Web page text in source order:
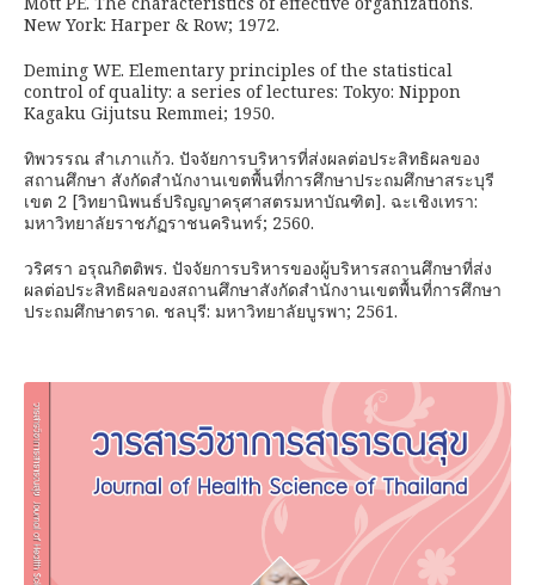
New York: Harper & Row; 1972.
Deming WE. Elementary principles of the statistical
control of quality: a series of lectures: Tokyo: Nippon
Kagaku Gijutsu Remmei; 1950.
ทิพวรรณ สำเภาแก้ว. ปัจจัยการบริหารที่ส่งผลต่อประสิทธิผลของ
สถานศึกษา สังกัดสำนักงานเขตพื้นที่การศึกษาประถมศึกษาสระบุรี
เขต 2 [วิทยานิพนธ์ปริญญาครุศาสตรมหาบัณฑิต]. ฉะเชิงเทรา:
มหาวิทยาลัยราชภัฏราชนครินทร์; 2560.
วริศรา อรุณกิตติพร. ปัจจัยการบริหารของผู้บริหารสถานศึกษาที่ส่ง
ผลต่อประสิทธิผลของสถานศึกษาสังกัดสำนักงานเขตพื้นที่การศึกษา
ประถมศึกษาตราด. ชลบุรี: มหาวิทยาลัยบูรพา; 2561.